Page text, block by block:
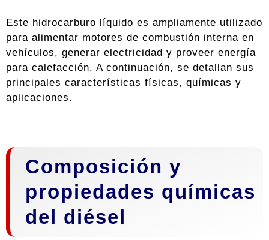
Este hidrocarburo líquido es ampliamente utilizado
para alimentar motores de combustión interna en
vehículos, generar electricidad y proveer energía
para calefacción. A continuación, se detallan sus
principales características físicas, químicas y
aplicaciones.
Composición y
propiedades químicas
del diésel